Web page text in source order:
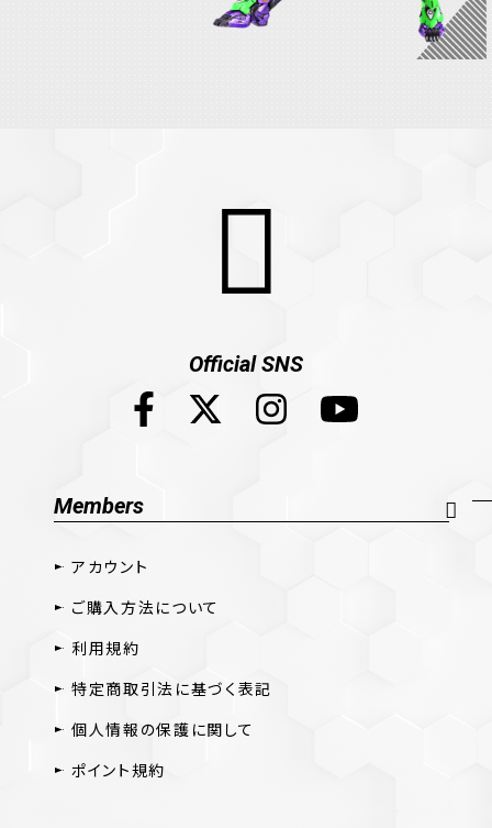
Official SNS
Members
アカウント
ご購入方法について
利用規約
特定商取引法に基づく表記
個人情報の保護に関して
ポイント規約